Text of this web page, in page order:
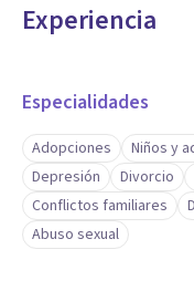
Experiencia
Especialidades
Adopciones Niños y
Depresión
Divorcio
Conflictos familiares
Abuso sexual